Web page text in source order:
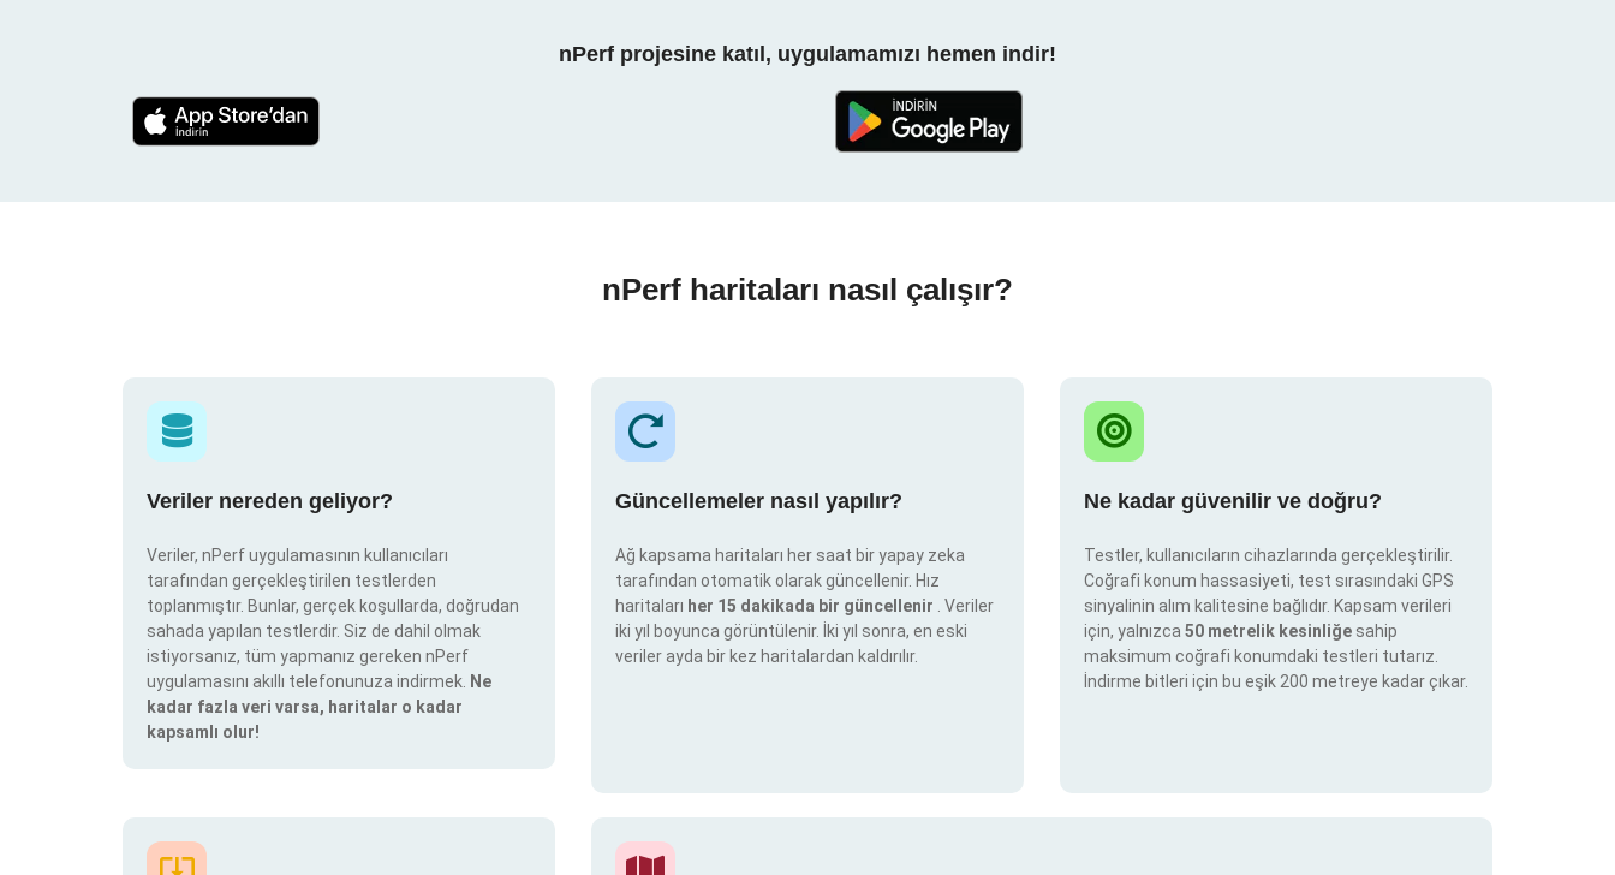
nPerf projesine katıl, uygulamamızı hemen indir!
nPerf haritaları nasıl çalışır?
Veriler nereden geliyor?
Veriler, nPerf uygulamasının kullanıcıları
tarafından gerçekleştirilen testlerden
toplanmıştır. Bunlar, gerçek koşullarda, doğrudan
sahada yapılan testlerdir. Siz de dahil olmak
istiyorsanız, tüm yapmanız gereken nPerf
uygulamasını akıllı telefonunuza indirmek. Ne
kadar fazla veri varsa, haritalar o kadar
kapsamlı olur!
Güncellemeler nasıl yapılır?
Ağ kapsama haritaları her saat bir yapay zeka
tarafından otomatik olarak güncellenir. Hız
haritaları her 15 dakikada bir güncellenir
. Veriler
iki yıl boyunca görüntülenir. İki yıl sonra, en eski
veriler ayda bir kez haritalardan kaldırılır.
Ne kadar güvenilir ve doğru?
Testler, kullanıcıların cihazlarında gerçekleştirilir.
Coğrafi konum hassasiyeti, test sırasındaki GPS
sinyalinin alım kalitesine bağlıdır. Kapsam verileri
için, yalnızca 50 metrelik kesinliğe sahip
maksimum coğrafi konumdaki testleri tutarız.
İndirme bitleri için bu eşik 200 metreye kadar çıkar.